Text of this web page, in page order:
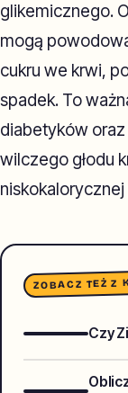
glikemicznego.
mogą
cukru we krwi,
spadek. To
diabetyków
wilczego głodu
ZOBACZ TEŻ Z
Czy